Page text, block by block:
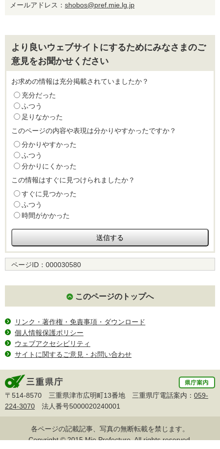
メールアドレス： shobos@pref.mie.lg.jp
より良いウェブサイトにするためにみなさまのご
意見をお聞かせください
お求めの情報は充分掲載されていましたか？
充分だった
ふつう
足りなかった
このページの内容や表現は分かりやすかったですか？
分かりやすかった
ふつう
分かりにくかった
この情報はすぐに見つけられましたか？
すぐに見つかった
ふつう
時間がかかった
ページID： 000030580
このページのトップへ
リンク・著作権・免責事項・ダウンロード
個人情報保護ポリシー
ウェブアクセシビリティ
サイトに関するご意見・お問い合わせ
〒514-8570 三重県津市広明町13番地 三重県庁電話案内： 059-
224-3070 法人番号5000020240001
各ページの記載記事、写真の無断転載を禁じます。
Copyright © 2015 Mie Prefecture, All rights reserved.